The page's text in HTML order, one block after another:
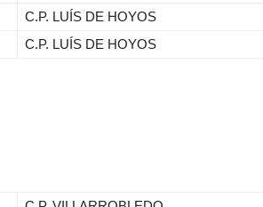
C.P. LUÍS DE HOYOS
C.P. LUÍS DE HOYOS